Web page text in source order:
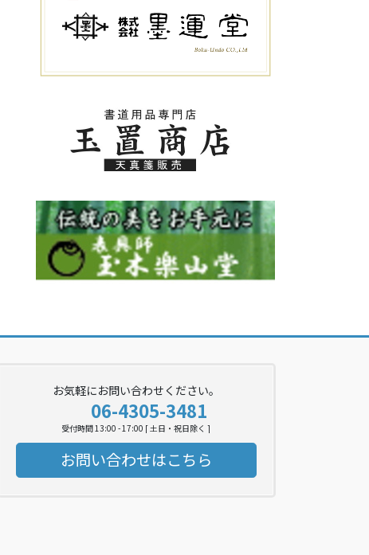
お気軽にお問い合わせください。
06-4305-3481
受付時間 13:00 - 17:00 [ 土日・祝日除く ]
お問い合わせはこちら